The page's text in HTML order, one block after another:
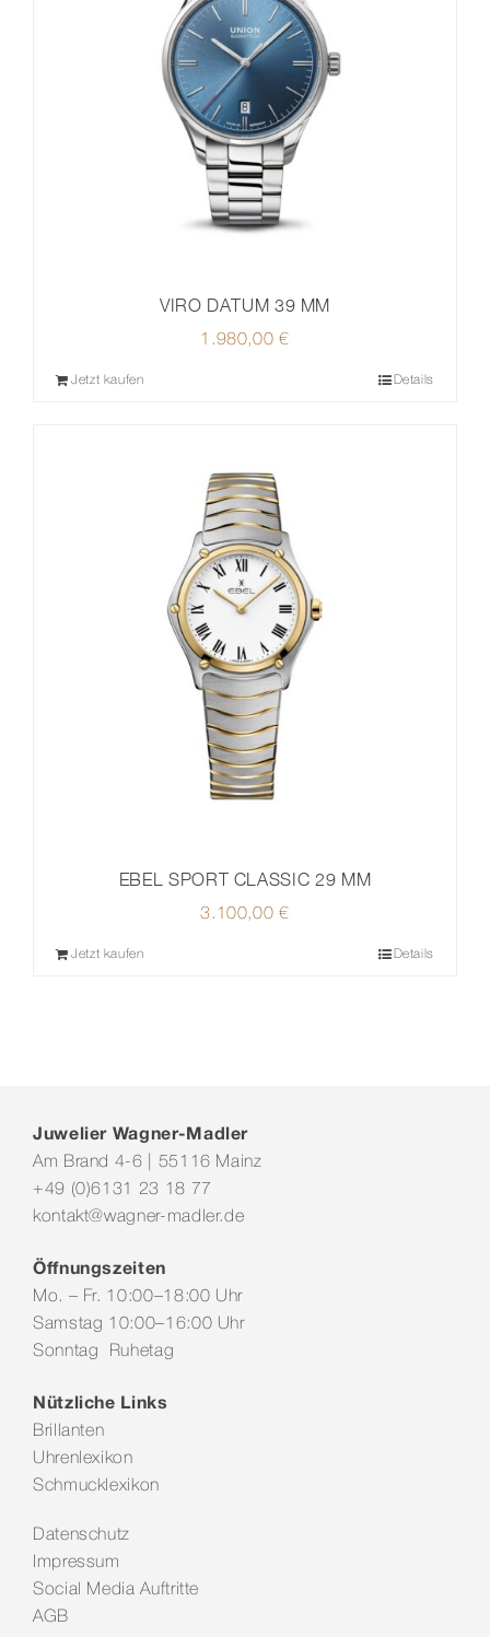
VIRO DATUM 39 MM
1.980,00€
Jetzt kaufen Details
EBEL SPORT CLASSIC 29 MM
3.100,00€
Jetzt kaufen Details
Juwelier Wagner-Madler
Am Brand 4-6 | 55116 Mainz
+49 (0)6131 23 18 77
kontakt@wagner-madler.de
Öffnungszeiten
Mo. – Fr. 10:00–18:00 Uhr
Samstag 10:00–16:00 Uhr
Sonntag Ruhetag
Nützliche Links
Brillanten
Uhrenlexikon
Schmucklexikon
Datenschutz
Impressum
Social Media Auftritte
AGB